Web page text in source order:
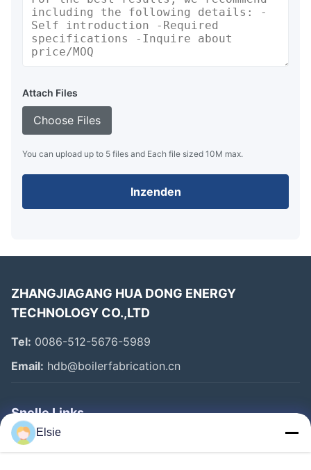
Attach Files
Choose Files
You can upload up to 5 files and Each file sized 10M max.
Inzenden
ZHANGJIAGANG HUA DONG ENERGY
TECHNOLOGY CO.,LTD
Tel: 0086-512-5676-5989
Email: hdb@boilerfabrication.cn
Snelle Links
Huis
Elsie